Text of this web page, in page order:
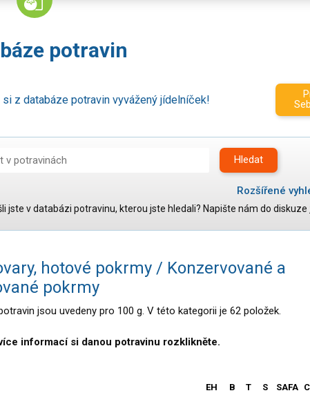
potravin
z databáze potravin vyvážený jídelníček!
Hledat
Rozšířené
Mléčné výrobky
Sýry
Veganské a vegetariánské výrobky
Tuky
Chléb, pečivo, křehké chleby, pufované výrobky
jste v databázi potravinu, kterou jste hledali? Napište nám do diskuze
hotové pokrmy / Konzervované a
pokrmy
jsou uvedeny pro 100 g. V této kategorii je 62 položek.
informací si danou potravinu rozklikněte.
EH
B
T
S
SAFA